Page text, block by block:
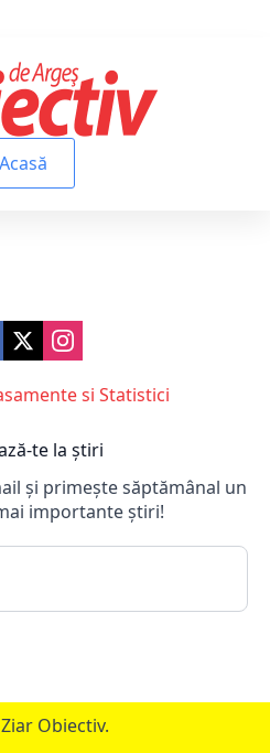
Acasă
te la știri
și primește săptămânal un
importante știri!
Obiectiv.